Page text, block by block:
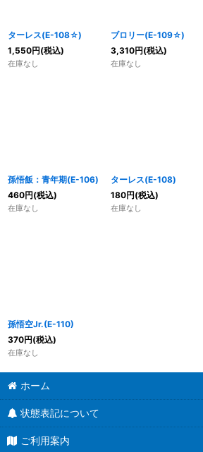
ターレス(E-108☆)
1,550円(税込)
在庫なし
ブロリー(E-109☆)
3,310円(税込)
在庫なし
孫悟飯：青年期(E-106)
460円(税込)
在庫なし
ターレス(E-108)
180円(税込)
在庫なし
孫悟空Jr.(E-110)
370円(税込)
在庫なし
ホーム
状態表記について
ご利用案内